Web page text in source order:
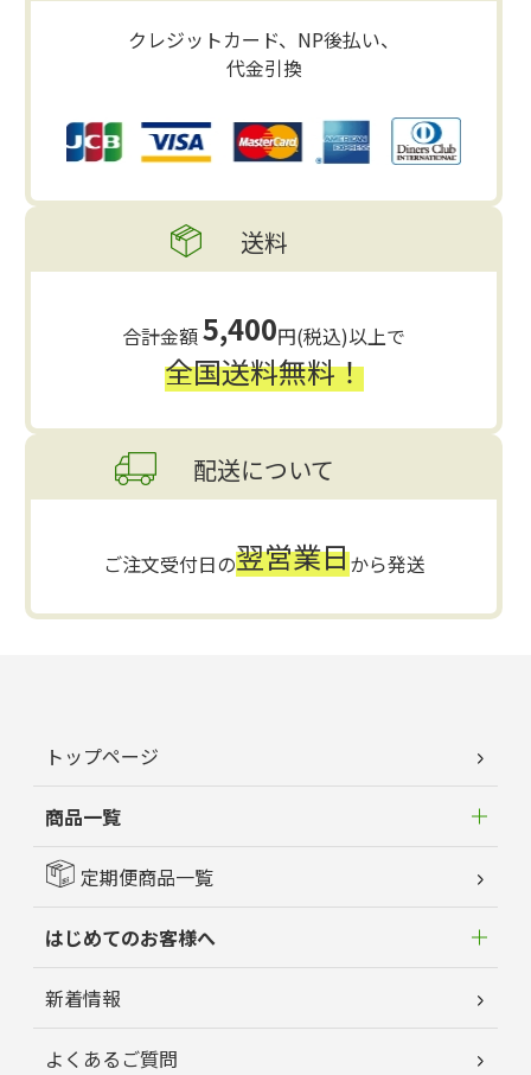
クレジットカード、NP後払い、
代金引換
送料
合計金額5,400円(税込)以上で
全国送料無料！
配送について
ご注文受付日の翌営業日から発送
トップページ
商品一覧
定期便商品一覧
はじめてのお客様へ
新着情報
よくあるご質問